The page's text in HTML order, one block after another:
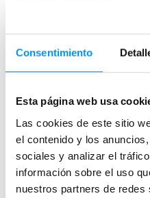
Consentimiento
Esta página web usa
Las cookies de este sitio
el contenido y los
sociales y analizar el
información sobre el uso
nuestros partners de
20